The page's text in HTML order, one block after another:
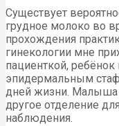
Существует
грудное молоко во
прохождения
гинекологии мне
пациенткой, ребёнок
эпидермальным
дней жизни. Малыша
другое отделение
наблюдения.